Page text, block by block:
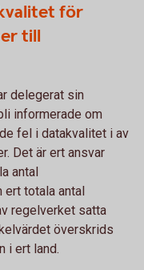
för
till
delegerat sin
informerade om
fel i datakvalitet i av
Det är ert ansvar
antal
ert totala antal
regelverket satta
överskrids
i ert land.